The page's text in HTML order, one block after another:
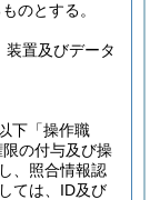
のとする。
装置及びデータ
下「操作職
の付与及び操
、照合情報認
ては、ID及び